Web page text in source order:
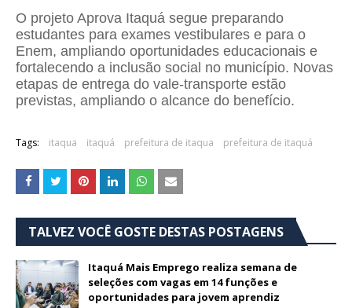
O projeto Aprova Itaquá segue preparando
estudantes para exames vestibulares e para o
Enem, ampliando oportunidades educacionais e
fortalecendo a inclusão social no município. Novas
etapas de entrega do vale-transporte estão
previstas, ampliando o alcance do benefício.
Tags: itaqua itaquá prefeitura de itaqua prefeitura de itaquá
TALVEZ VOCÊ GOSTE DESTAS POSTAGENS
Itaquá Mais Emprego realiza semana de
seleções com vagas em 14 funções e
oportunidades para jovem aprendiz